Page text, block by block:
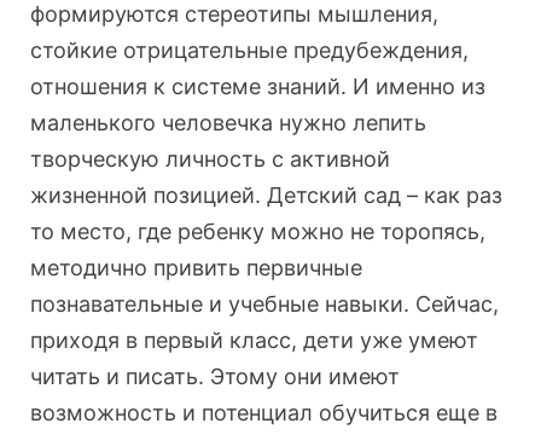
формируются стереотипы мышления,
стойкие отрицательные предубеждения,
отношения к системе знаний. И именно из
маленького человечка нужно лепить
творческую личность с активной
жизненной позицией. Детский сад – как раз
то место, где ребенку можно не торопясь,
методично привить первичные
познавательные и учебные навыки. Сейчас,
приходя в первый класс, дети уже умеют
читать и писать. Этому они имеют
возможность и потенциал обучиться еще в